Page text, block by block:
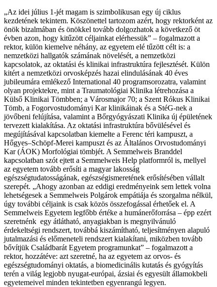
„Az idei július 1-jét magam is szimbolikusan egy új ciklus
kezdetének tekintem. Köszönettel tartozom azért, hogy rektorként az
önök bizalmában és önökkel tovább dolgozhatok a következő öt
évben azon, hogy kitűzött céljainkat elérhessük” – fogalmazott a
rektor, külön kiemelve néhány, az egyetem elé tűzött célt is: a
nemzetközi hallgatók számának növelését, a nemzetközi
kapcsolatok, az oktatási és klinikai infrastruktúra fejlesztését. Külön
kitért a nemzetközi orvosképzés hazai elindulásának 40 éves
jubileumára emlékező International 40 programsorozatra, valamint
olyan projektekre, mint a Traumatológiai Klinika létrehozása a
Külső Klinikai Tömbben; a Városmajor 70; a Szent Rókus Klinikai
Tömb, a Fogorvostudományi Kar klinikáinak és a StéG-nek a
jövőbeni felújítása, valamint a Bőrgyógyászati Klinika új épületének
tervezett kialakítása. Az oktatási infrastruktúra bővülésével és
megújításával kapcsolatban kiemelte a Ferenc téri kampuszt, a
Hőgyes–Schöpf-Merei kampuszt és az Általános Orvostudományi
Kar (ÁOK) Morfológiai tömbjét. A Semmelweis Branddel
kapcsolatban szót ejtett a Semmelweis Help platformról is, mellyel
az egyetem tovább erősíti a magyar lakosság
egészségtudatosságának, egészségismeretének erősítésében vállalt
szerepét. „Ahogy azonban az eddigi eredményeink sem lettek volna
lehetségesek a Semmelweis Polgárok empátiája és szorgalma nélkül,
úgy további céljaink is csak közös összefogással érhetőek el. A
Semmelweis Egyetem legfőbb értéke a humánerőforrása – épp ezért
szeretnénk egy átlátható, anyagiakban is megnyilvánuló
érdekeltségi rendszert, továbbá kiszámítható, teljesítményen alapuló
jutalmazási és előmeneteli rendszert kialakítani, miközben tovább
bővítjük Családbarát Egyetem programunkat” – fogalmazott a
rektor, hozzátéve: azt szeretné, ha az egyetem az orvos- és
egészségtudományi oktatás, a biomedicinális kutatás és gyógyítás
terén a világ legjobb nyugat-európai, ázsiai és egyesült államokbeli
egyetemeivel minden tekintetben egyenrangú legyen.